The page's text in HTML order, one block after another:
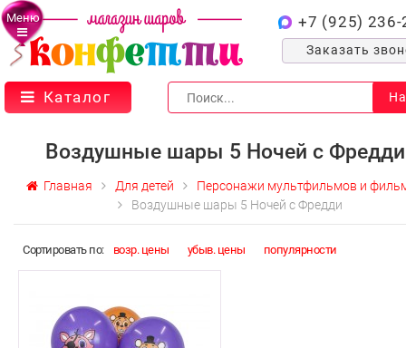
Меню +7 (925) 236-
Заказать
Каталог
Воздушные шары 5 Ночей с Фредди
Главная Для детей
Персонажи мультфильмов и
Воздушные шары 5 Ночей с Фредди
Cортировать по: возр. цены убыв. цены популярности